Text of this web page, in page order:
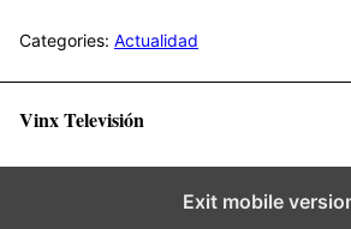
Categories: Actualidad
Vinx Televisión
Exit mobile